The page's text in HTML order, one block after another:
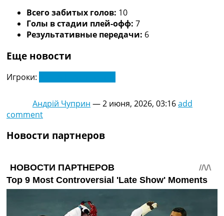
Всего забитых голов: 10
Голы в стадии плей-офф: 7
Результативные передачи: 6
Еще новости
Игроки:
Андрій Чуприн —2 июня, 2026, 03:16add
comment
Новости партнеров